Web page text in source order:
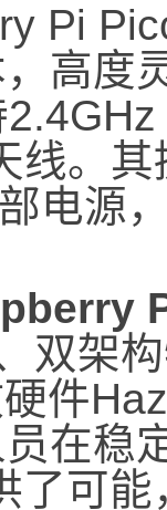
Pi
高度
线。
电源
双架
件
在稳
了可